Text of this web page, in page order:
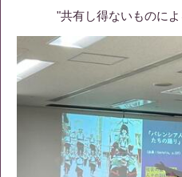
"共有し得ないものに